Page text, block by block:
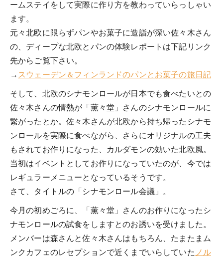
ームステイをして実際に作り方を教わっていらっしゃい
ます。
元々北欧に限らずパンやお菓子に造詣が深い佐々木さん
の、ディープな北欧とパンの体験レポートは下記リンク
先からご覧下さい。
→ スウェーデン＆フィンランドのパンとお菓子の旅日記
そして、北欧のシナモンロールが日本でも食べたいとの
佐々木さんの情熱が「薫々堂」さんのシナモンロールに
繋がったとか。佐々木さんが北欧から持ち帰ったシナモ
ンロールを実際に食べながら、さらにオリジナルの工夫
もされてお作りになった、カルダモンの効いた北欧風。
当初はイベントとしてお作りになっていたのが、今では
レギュラーメニューとなっているそうです。
さて、タイトルの「シナモンロール会議」。
今月の初めごろに、「薫々堂」さんのお作りになったシ
ナモンロールの試食をしますとのお誘いを受けました。
メンバーは森さんと佐々木さんはもちろん、たまたまム
ンクカフェのレセプションで近くまでいらしていた ノル